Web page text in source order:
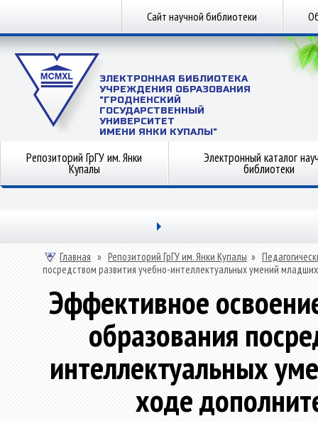
Сайт научной библиотеки
ЭЛЕКТРОННАЯ БИБЛИОТЕКА
УЧРЕЖДЕНИЯ ОБРАЗОВАНИЯ
"ГРОДНЕНСКИЙ
ГОСУДАРСТВЕННЫЙ
УНИВЕРСИТЕТ
ИМЕНИ ЯНКИ КУПАЛЫ"
Репозиторий ГрГУ им. Янки
Купалы
Электронный каталог
библиотеки
Главная » Репозиторий ГрГУ им. Янки Купалы »
посредством развития учебно-интеллектуальных умений
Эффективное
образования
интеллектуальных
ходе